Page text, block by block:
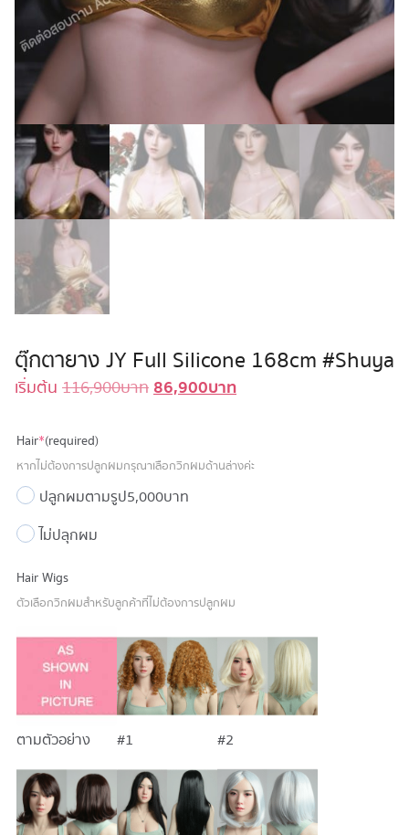
ตุ๊กตายาง JY Full Silicone 168cm #Shuya
เริ่มต้น 116,900บาท Original
116,900 บาท.
86,900บาทCurrent
86,900 บาท.
Hair*(required)
หากไม่ต้องการปลูกผมกรุณาเลือกวิกผมด้านล่างค่ะ
ปลูกผมตามรูป5,000 บาท
ไม่ปลุกผม
Hair Wigs
ตัวเลือกวิกผมสำหรับลูกค้าที่ไม่ต้องการปลูกผม
ตามตัวอย่าง #1 #2